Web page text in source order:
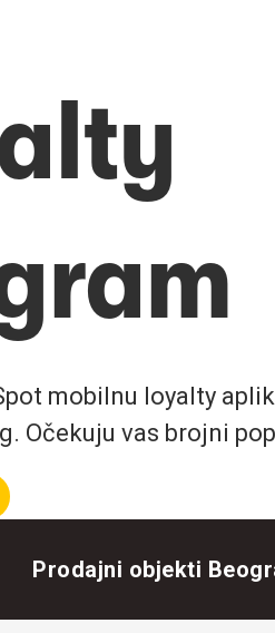
mobilnu loyalty
Očekuju vas brojni
Prodajni objekti